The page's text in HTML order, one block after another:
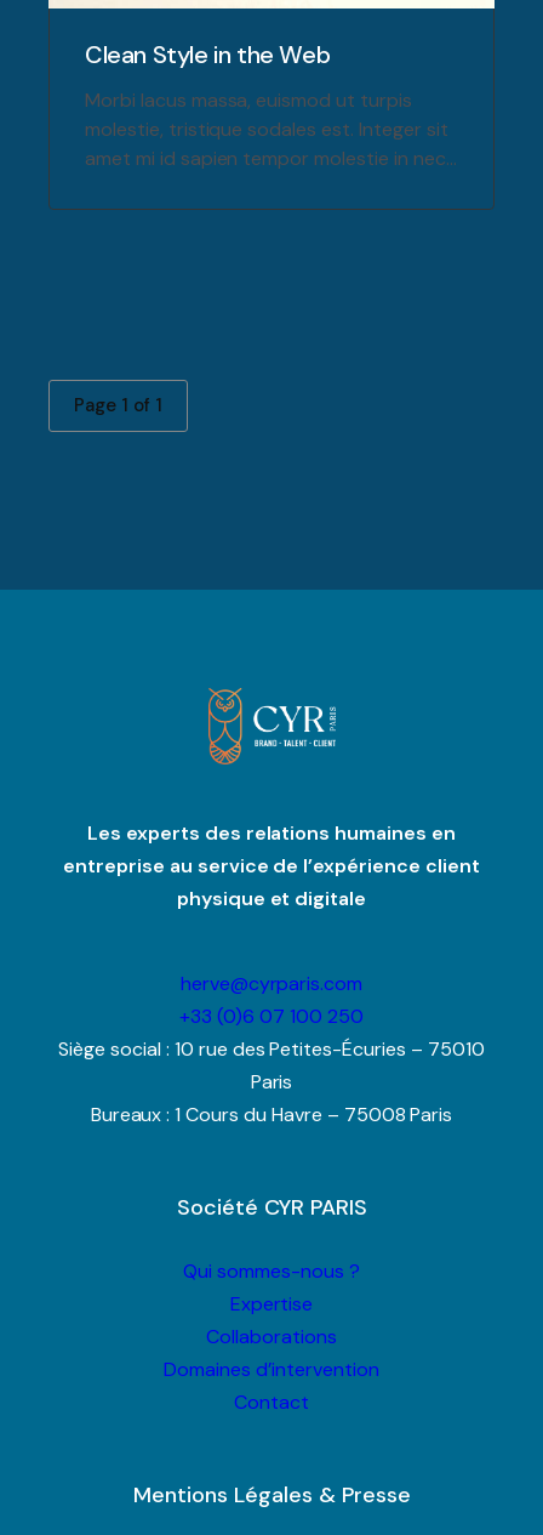
Clean Style in the Web
Morbi lacus massa, euismod ut turpis
molestie, tristique sodales est. Integer sit
amet mi id sapien tempor molestie in nec
feugiat.
Page 1 of 1
Les experts des relations humaines en
entreprise au service de l’expérience client
physique et digitale
herve@cyrparis.com
+33 (0)6 07 100 250
Siège social : 10 rue des Petites-Écuries – 75010
Paris
Bureaux : 1 Cours du Havre – 75008 Paris
Société CYR PARIS
Qui sommes-nous ?
Expertise
Collaborations
Domaines d’intervention
Contact
Mentions Légales & Presse